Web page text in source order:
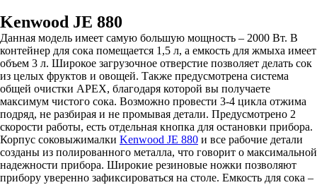
Kenwood JE 880
Данная модель имеет самую большую мощность – 2000 Вт. В
контейнер для сока помещается 1,5 л, а емкость для жмыха имеет
объем 3 л. Широкое загрузочное отверстие позволяет делать сок
из целых фруктов и овощей. Также предусмотрена система
общей очистки APEX, благодаря которой вы получаете
максимум чистого сока. Возможно провести 3-4 цикла отжима
подряд, не разбирая и не промывая детали. Предусмотрено 2
скорости работы, есть отдельная кнопка для остановки прибора.
Корпус соковыжималки Kenwood JE 880 и все рабочие детали
созданы из полированного металла, что говорит о максимальной
надежности прибора. Широкие резиновые ножки позволяют
прибору уверенно зафиксироваться на столе. Емкость для сока –